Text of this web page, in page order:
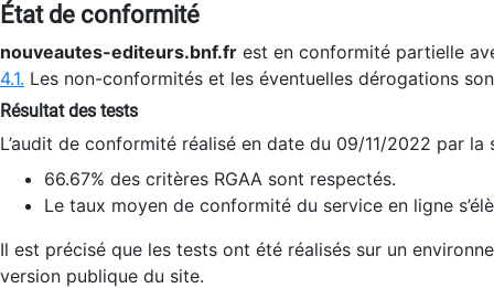
État de conformité
nouveautes-editeurs.bnf.fr est en conformité partielle
4.1. Les non-conformités et les éventuelles dérogations
Résultat des tests
L’audit de conformité réalisé en date du 09/11/2022 par
66.67% des critères RGAA sont respectés.
Le taux moyen de conformité du service en ligne
Il est précisé que les tests ont été réalisés sur un
version publique du site.